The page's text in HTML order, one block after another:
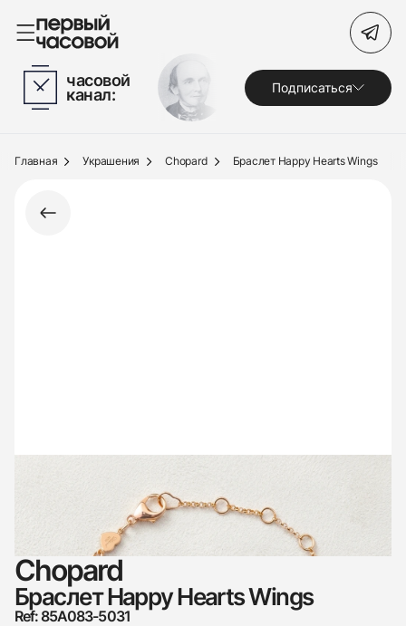
Часы
Украшения
Под заказ
Поиск по сайту
часовой
канал: Подписаться
Главная Украшения Chopard Браслет Happy Hearts Wings
Chopard
Браслет Happy Hearts Wings
Ref: 85A083-5031